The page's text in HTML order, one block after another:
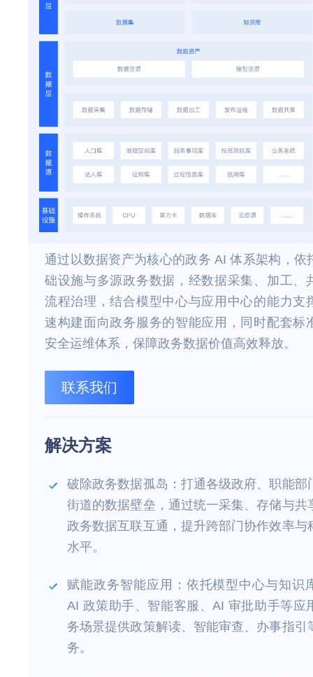
通过以数据资产为核心的政务 AI 体系架构，依
础设施与多源政务数据，经数据采集、加工、
流程治理，结合模型中心与应用中心的能力支
速构建面向政务服务的智能应用，同时配套标
安全运维体系，保障政务数据价值高效释放。
联系我们
解决方案
破除政务数据孤岛：打通各级政府、职能部
街道的数据壁垒，通过统一采集、存储与共
政务数据互联互通，提升跨部门协作效率与
水平。
赋能政务智能应用：依托模型中心与知识
AI 政策助手、智能客服、AI 审批助手等应
务场景提供政策解读、智能审查、办事指引
务。